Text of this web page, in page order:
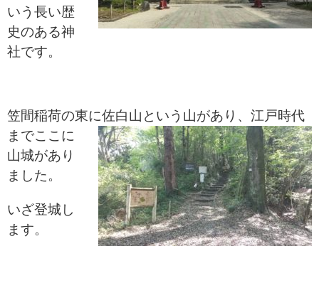
いう長い歴
史のある神
社です。
笠間稲荷の東に佐白山という山があり、 江戸時代
までここに
山城があり
ました。
いざ登城し
ます。